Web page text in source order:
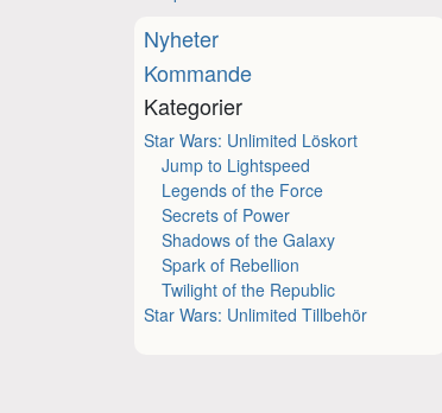
Nyheter
Kommande
Kategorier
Star Wars: Unlimited Löskort
Jump to Lightspeed
Legends of the Force
Secrets of Power
Shadows of the Galaxy
Spark of Rebellion
Twilight of the Republic
Star Wars: Unlimited Tillbehör